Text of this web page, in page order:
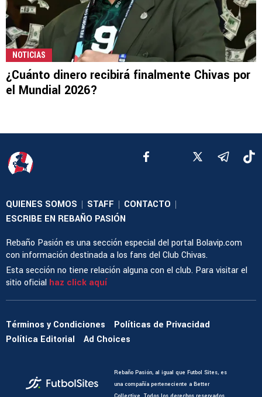
NOTICIAS
¿Cuánto dinero recibirá finalmente Chivas por
el Mundial 2026?
QUIENES SOMOS STAFF CONTACTO
ESCRIBE EN REBAÑO PASIÓN
Rebaño Pasión es una sección especial del portal Bolavip.com
con información destinada a los fans del Club Chivas.
Esta sección no tiene relación alguna con el club. Para visitar el
sitio oficial haz click aquí
Términos y Condiciones
Políticas de Privacidad
Política Editorial
Ad Choices
Rebaño Pasión, al igual que Futbol Sites, es
una compañía perteneciente a Better